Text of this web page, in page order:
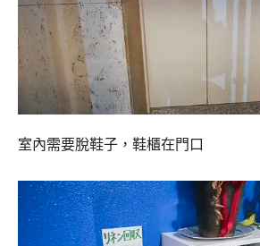
室內需要脫鞋子，鞋櫃在門口